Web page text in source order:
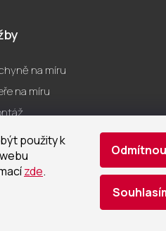
použity k
zde.
na míru
na míru
vizualizací